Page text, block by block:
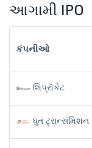
આગામી IPO
કંપનીઓ
શિપ્રૉકેટ
ધુત ટ્રાન્સમિશન